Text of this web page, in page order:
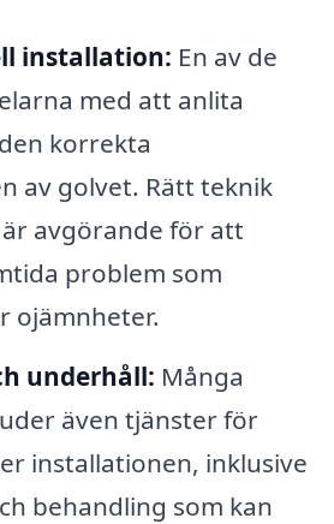
installation: En av de
med att anlita
korrekta
av golvet. Rätt teknik
avgörande för att
problem som
ojämnheter.
underhåll: Många
även tjänster för
installationen, inklusive
behandling som kan